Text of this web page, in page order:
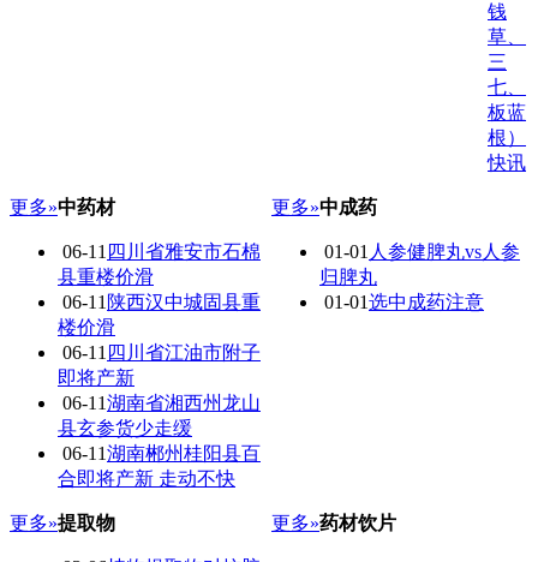
钱
草、
三
七、
板蓝
根）
快讯
更多»中药材
06-11 四川省雅安市石棉
县重楼价滑
06-11 陕西汉中城固县重
楼价滑
06-11 四川省江油市附子
即将产新
06-11湖南省湘西州龙山
县玄参货少走缓
06-11湖南郴州桂阳县百
合即将产新 走动不快
更多»中成药
01-01 人参健脾丸vs人参
归脾丸
01-01选中成药注意
更多»提取物 更多»药材饮片